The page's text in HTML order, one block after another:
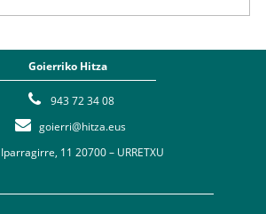
Goierriko Hitza
943 72 34 08
goierri@hitza.eus
Iparragirre, 11 20700 – URRETXU